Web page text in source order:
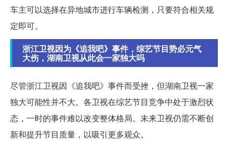
车主可以选择在异地城市进行车辆检测，只要符合相关规
定即可。
浙江卫视因为《追我吧》事件，综艺节目势必元气
大伤，湖南卫视从此会一家独大吗
尽管浙江卫视因《追我吧》事件而受挫，但湖南卫视一家
独大可能性并不大。各卫视在综艺节目竞争中处于激烈状
态，一时的事件难以改变整体格局。未来卫视仍需不断创
新和提升节目质量，以吸引更多观众。